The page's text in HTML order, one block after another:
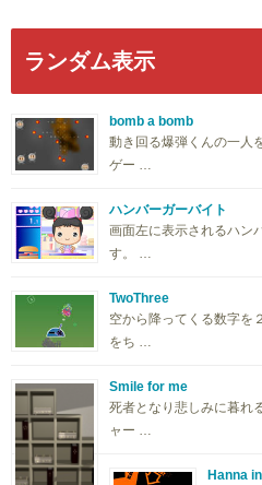
ランダム表示
bomb a bomb
動き回る爆弾くんの一人
ゲー …
ハンバーガーバイト
画面左に表示されるハン
す。 …
TwoThree
空から降ってくる数字を
をち …
Smile for me
死者となり悲しみに暮れ
ャー …
Hanna